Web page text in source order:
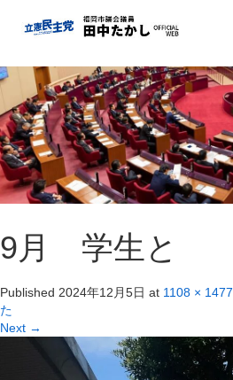
9月 学生と
Published 2024年12月5日 at 1108 × 1477
た
Next →